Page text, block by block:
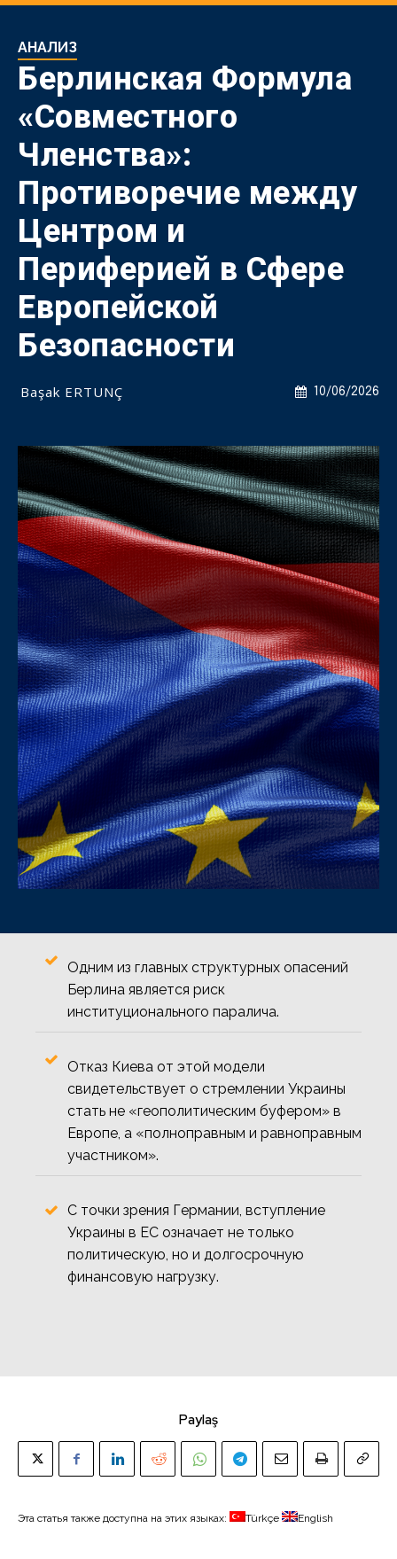
АНАЛИЗ
Берлинская Формула
«Совместного
Членства»:
Противоречие между
Центром и
Периферией в Сфере
Европейской
Безопасности
10/06/2026
Başak ERTUNÇ
Одним из главных структурных опасений
Берлина является риск
институционального паралича.
Отказ Киева от этой модели
свидетельствует о стремлении Украины
стать не «геополитическим буфером» в
Европе, а «полноправным и равноправным
участником».
С точки зрения Германии, вступление
Украины в ЕС означает не только
политическую, но и долгосрочную
финансовую нагрузку.
Paylaş
Эта статья также доступна на этих языках: Türkçe English